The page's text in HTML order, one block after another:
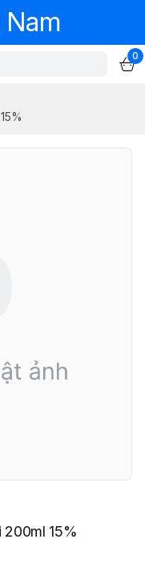
0
200ml 15%